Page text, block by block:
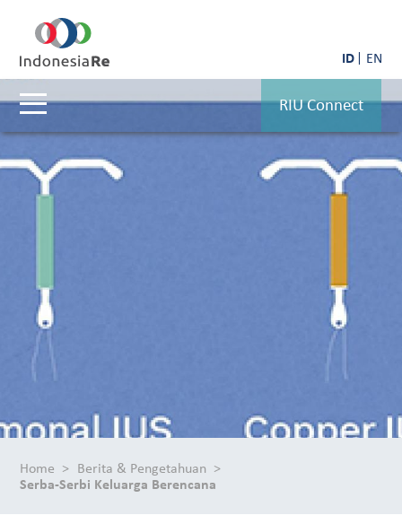
ID EN
RIU Connect
Home
Berita & Pengetahuan
Serba-Serbi Keluarga Berencana